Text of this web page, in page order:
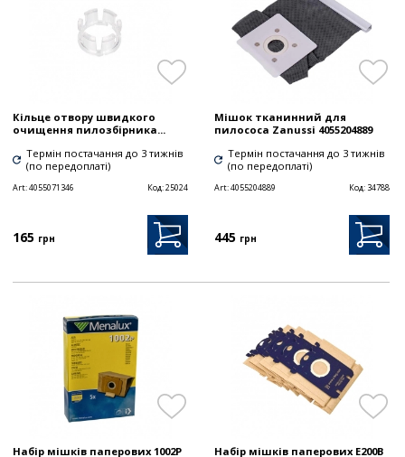
Кільце отвору швидкого
очищення пилозбірника...
Термін постачання до 3 тижнів
(по передоплаті)
Art:4055071346 Код:25024
165 грн
Мішок тканинний для
пилососа Zanussi 4055204889
Термін постачання до 3 тижнів
(по передоплаті)
Art:4055204889 Код: 34788
445 грн
Набір мішків паперових 1002P Набір мішків паперових E200B